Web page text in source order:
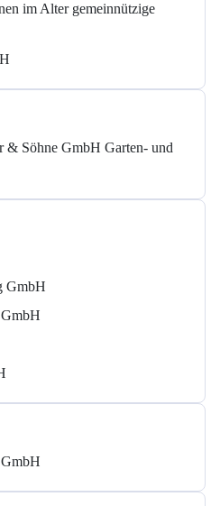
im Alter gemeinnützige
& Söhne GmbH Garten- und
GmbH